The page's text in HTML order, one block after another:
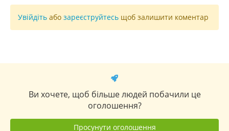
Увійдіть або зареєструйтесь щоб залишити коментар
Ви хочете, щоб більше людей побачили це
оголошення?
Просунути оголошення